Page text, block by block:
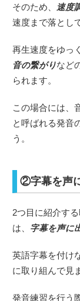
そのため、 速度
速度まで落とし
再生速度をゆっ
音の繋がりなど
られます。
この場合には、
と呼ばれる発音
う。
②字幕を声
2つ目に紹介す
は、 字幕を声に
英語字幕を付け
に取り組んで見
発音練習を行う